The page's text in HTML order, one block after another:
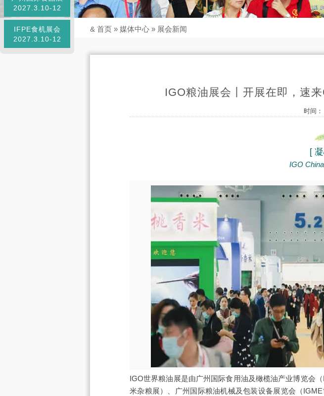
2027.3.10-12
IFPE食机展会
2027.3.10-12
& 首页 » 媒体中心 » 展会新闻
IGO粮油展会丨开展在即，速
时间：
[
IGO
IGO世界粮油展是由广州国际食用油及橄榄油产业博览会
米杂粮展）、广州国际粮油机械及包装设备展览会（